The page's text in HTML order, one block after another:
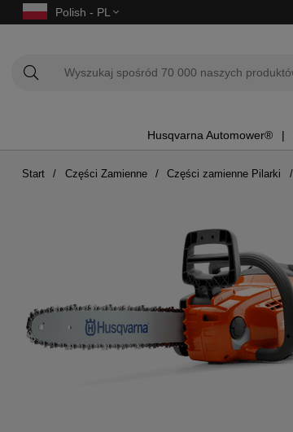
Polish - PL
Husqvarna Automower®
Start Części Zamienne Części zamienne Pilarki